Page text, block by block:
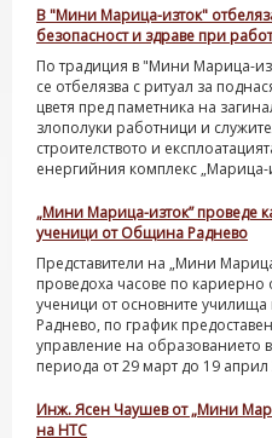
В "Мини Марица-изток"
безопасност и здраве при
По традиция в "Мини Марица-
се отбелязва с ритуал за
цветя пред паметника на
злополуки работници и
строителството и
енергийния комплекс „Марица-
„Мини Марица-изток” проведе
ученици от Община Раднево
Представители на „Мини
проведоха часове по кариерно
ученици от основните
Раднево, по график
управление на образованието
периода от 29 март до 19 април
Инж. Ясен Чаушев от „Мини
на НТС